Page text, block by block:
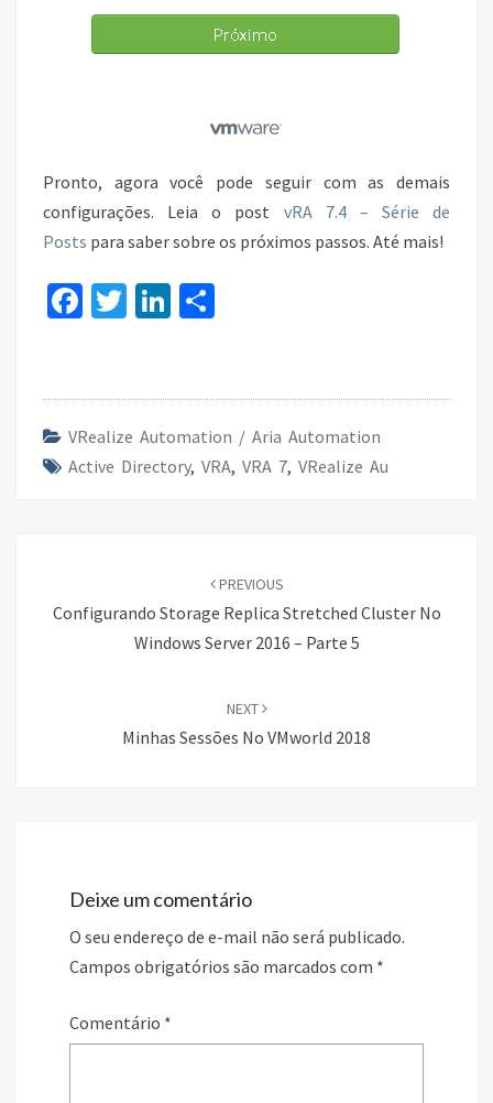
Pronto, agora você pode seguir com as demais
configurações. Leia o post vRA 7.4 – Série de
Posts para saber sobre os próximos passos. Até mais!
Fa
o
o
k
T
er
Li
dI
n
e
VRealize Automation / Aria Automation
Active Directory, VRA, VRA 7, VRealize Au
PREVIOUS
Configurando Storage Replica Stretched Cluster No
Windows Server 2016 – Parte 5
NEXT
Minhas Sessões No VMworld 2018
Deixe um comentário
O seu endereço de e-mail não será publicado.
Campos obrigatórios são marcados com *
Comentário *